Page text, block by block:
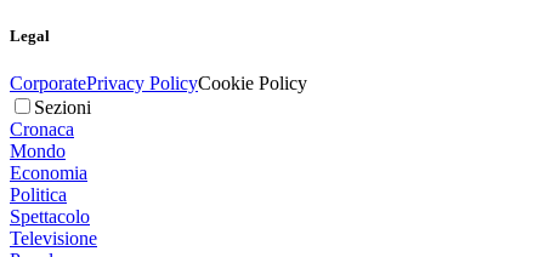
Legal
CorporatePrivacy PolicyCookie Policy
Sezioni
Cronaca
Mondo
Economia
Politica
Spettacolo
Televisione